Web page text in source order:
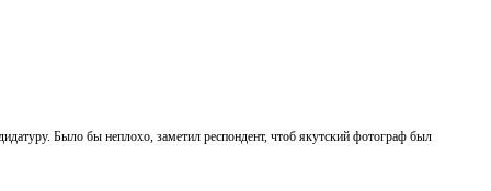
Было бы неплохо, заметил респондент, чтоб якутский фотограф был